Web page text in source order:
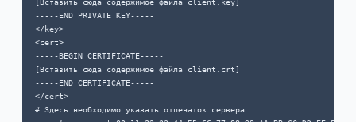
[Вставить сюда содержимое файла client.key]
-----END PRIVATE KEY-----
</key>
<cert>
-----BEGIN CERTIFICATE-----
[Вставить сюда содержимое файла client.crt]
-----END CERTIFICATE-----
</cert>
# Здесь необходимо указать отпечаток сервера